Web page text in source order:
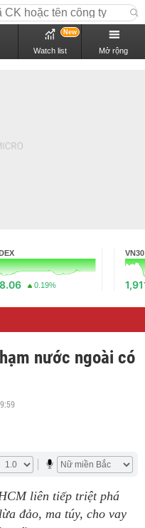
Watch list
New
Mở rộng
0.19%
VN30
nước ngoài có
liên tiếp triệt phá
đảo, ma túy, cho vay